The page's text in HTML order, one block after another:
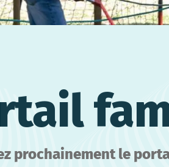
prochainement le